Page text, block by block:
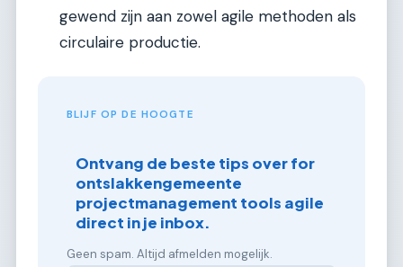
gewend zijn aan zowel agile methoden als
circulaire productie.
BLIJF OP DE HOOGTE
Ontvang de beste tips over for
ontslakkengemeente
projectmanagement tools agile
direct in je inbox.
Geen spam. Altijd afmelden mogelijk.